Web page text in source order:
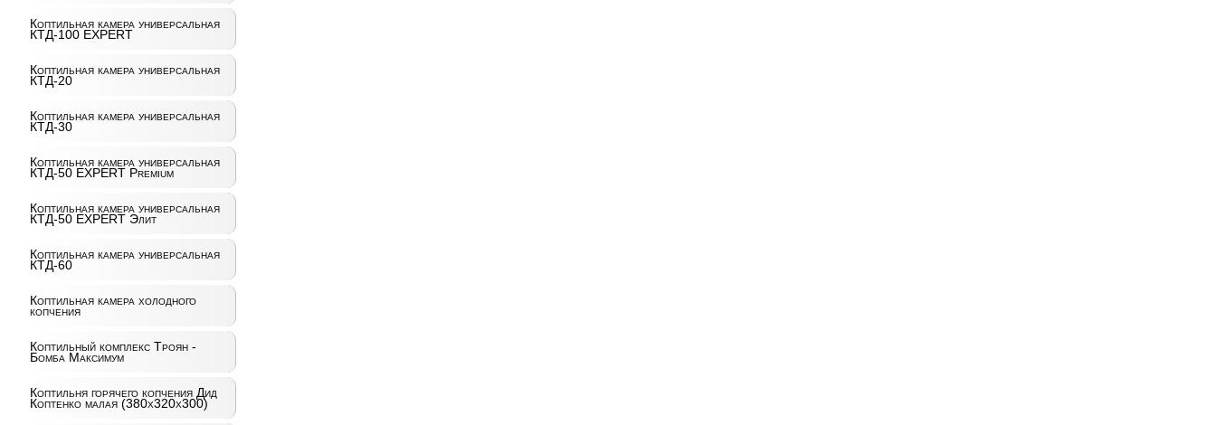
Коптильная камера универсальная
КТД-100 EXPERT
Коптильная камера универсальная
КТД-20
Коптильная камера универсальная
КТД-30
Коптильная камера универсальная
КТД-50 EXPERT Premium
Коптильная камера универсальная
КТД-50 EXPERT Элит
Коптильная камера универсальная
КТД-60
Коптильная камера холодного
копчения
Коптильный комплекс Троян -
Бомба Максимум
Коптильня горячего копчения Дид
Коптенко малая (380x320x300)